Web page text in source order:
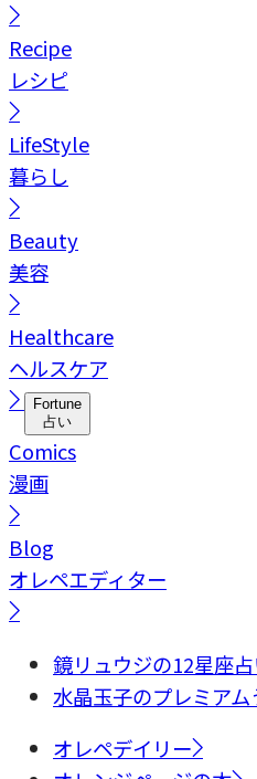
Recipe
レシピ
LifeStyle
暮らし
Beauty
美容
Healthcare
ヘルスケア
Fortune
占い
Comics
漫画
Blog
オレペエディター
鏡リュウジの12星座
水晶玉子のプレミア
オレペデイリー